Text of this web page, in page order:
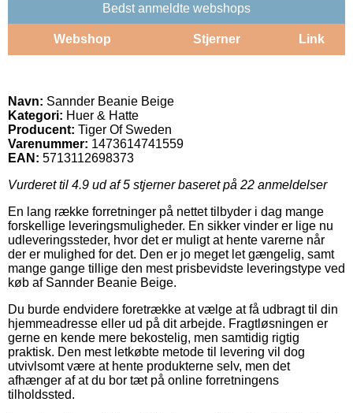
Bedst anmeldte webshops
Webshop Stjerner Link
Navn: Sannder Beanie Beige
Kategori: Huer & Hatte
Producent: Tiger Of Sweden
Varenummer: 1473614741559
EAN: 5713112698373
Vurderet til 4.9 ud af 5 stjerner baseret på 22 anmeldelser
En lang række forretninger på nettet tilbyder i dag mange
forskellige leveringsmuligheder. En sikker vinder er lige nu
udleveringssteder, hvor det er muligt at hente varerne når
der er mulighed for det. Den er jo meget let gængelig, samt
mange gange tillige den mest prisbevidste leveringstype ved
køb af Sannder Beanie Beige.
Du burde endvidere foretrække at vælge at få udbragt til din
hjemmeadresse eller ud på dit arbejde. Fragtløsningen er
gerne en kende mere bekostelig, men samtidig rigtig
praktisk. Den mest letkøbte metode til levering vil dog
utvivlsomt være at hente produkterne selv, men det
afhænger af at du bor tæt på online forretningens
tilholdssted.